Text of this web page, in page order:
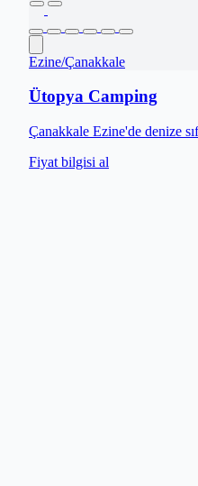
Ezine/Çanakkale
Ütopya Camping
Çanakkale Ezine'de denize
Fiyat bilgisi al